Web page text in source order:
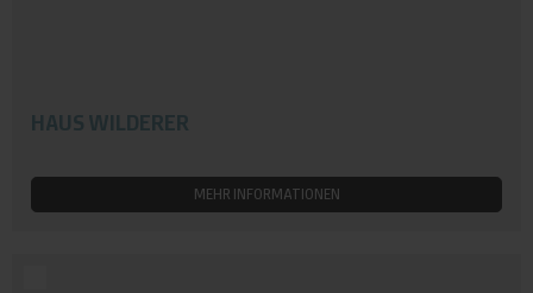
HAUS WILDERER
MEHR INFORMATIONEN